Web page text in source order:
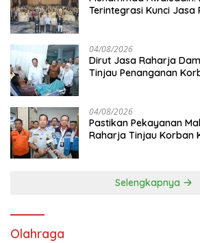
Terintegrasi Kunci
04/08/2026
Dirut Jasa Raharja
Tinjau Penanganan
04/08/2026
Pastikan Pekayanan
Raharja Tinjau Korban
Selengkapnya
Olahraga